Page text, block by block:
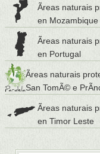
Ãreas naturais
en Mozambique
Ãreas naturais
en Portugal
Ãreas naturais
San TomÃ© e
Ãreas naturais
en Timor Leste